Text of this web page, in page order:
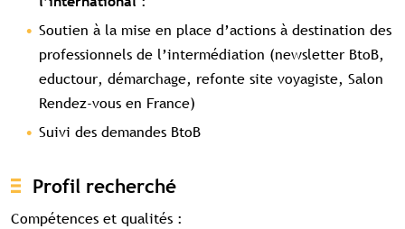
Soutien à la mise en place d’actions à destination des
professionnels de l’intermédiation (newsletter BtoB,
eductour, démarchage, refonte site voyagiste, Salon
Rendez-vous en France)
Suivi des demandes BtoB
Profil recherché
Compétences et qualités :